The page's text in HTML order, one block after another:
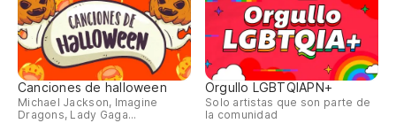
Canciones de halloween
Michael Jackson, Imagine
Dragons, Lady Gaga...
Orgullo LGBTQIAPN+
Solo artistas que son parte de
la comunidad